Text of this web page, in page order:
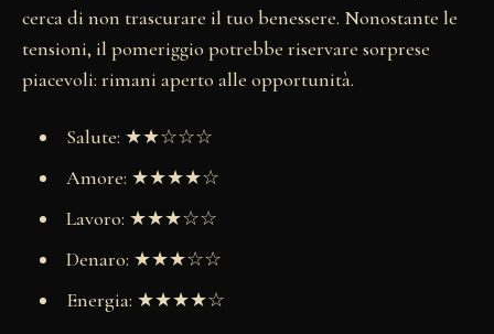
cerca di non trascurare il tuo benessere. Nonostante le
tensioni, il pomeriggio potrebbe riservare sorprese
piacevoli: rimani aperto alle opportunità.
Salute: ★★☆☆☆
Amore: ★★★★☆
Lavoro: ★★★☆☆
Denaro: ★★★☆☆
Energia: ★★★★☆